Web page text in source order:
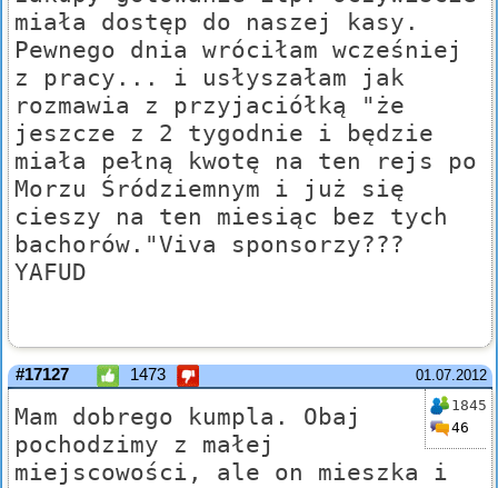
miała dostęp do naszej kasy.
Pewnego dnia wróciłam wcześniej
z pracy... i usłyszałam jak
rozmawia z przyjaciółką "że
jeszcze z 2 tygodnie i będzie
miała pełną kwotę na ten rejs po
Morzu Śródziemnym i już się
cieszy na ten miesiąc bez tych
bachorów."Viva sponsorzy???
YAFUD
01.07.2012
#17127 1473
1845
46
Mam dobrego kumpla. Obaj
pochodzimy z małej
miejscowości, ale on mieszka i